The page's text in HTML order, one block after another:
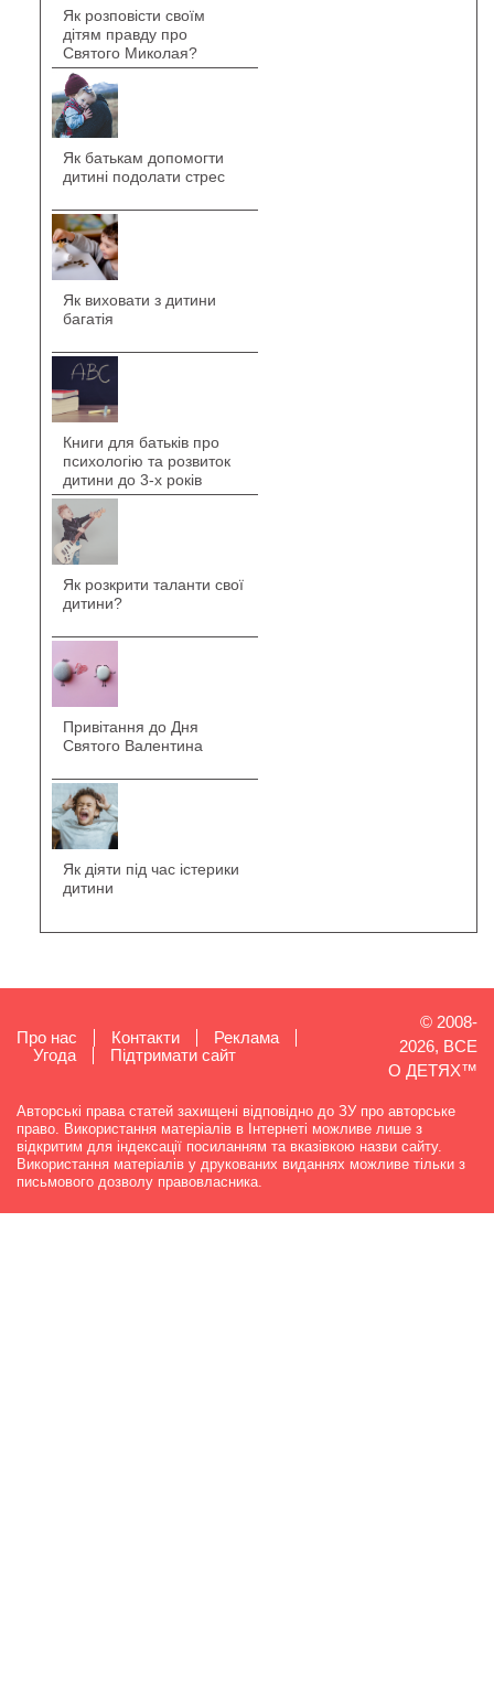
Як розповісти своїм
дітям правду про
Святого Миколая?
Як батькам допомогти
дитині подолати стрес
Як виховати з дитини
багатія
Книги для батьків про
психологію та розвиток
дитини до 3-х років
Як розкрити таланти свої
дитини?
Привітання до Дня
Святого Валентина
Як діяти під час істерики
дитини
Про нас Контакти
Реклама
Угода
Підтримати сайт
© 2008-
2026, ВСЕ
О ДЕТЯХ™
Авторські права статей захищені відповідно до ЗУ про авторське
право. Використання матеріалів в Інтернеті можливе лише з
відкритим для індексації посиланням та вказівкою назви сайту.
Використання матеріалів у друкованих виданнях можливе тільки з
письмового дозволу правовласника.